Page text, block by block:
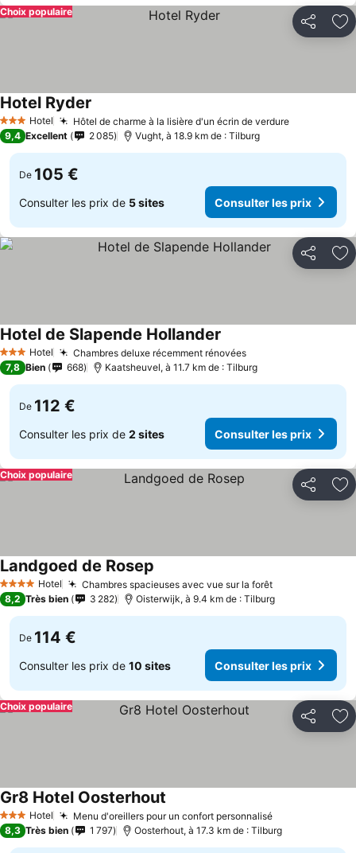
Partager
Choix populaire
3 ÉtoilesHotel Hôtel de charme à la lisière d'un écrin de verdure
Hotel Ryder
9,4 Excellent 2 085 Vught, à 18.9 km de : Tilburg
De 105 €
Consulter les prix de 5 sites Consulter les prix
Partager
3 ÉtoilesHotel Chambres deluxe récemment rénovées
Hotel de Slapende Hollander
7,8 Bien 668 Kaatsheuvel, à 11.7 km de : Tilburg
De 112 €
Consulter les prix de 2 sites Consulter les prix
Partager
Choix populaire
4 Étoiles Hotel Chambres spacieuses avec vue sur la forêt
Landgoed de Rosep
8,2 Très bien 3 282 Oisterwijk, à 9.4 km de : Tilburg
De 114 €
Consulter les prix de 10 sites Consulter les prix
Partager
Choix populaire
3 ÉtoilesHotel Menu d'oreillers pour un confort personnalisé
Gr8 Hotel Oosterhout
8,3 Très bien 1 797 Oosterhout, à 17.3 km de : Tilburg